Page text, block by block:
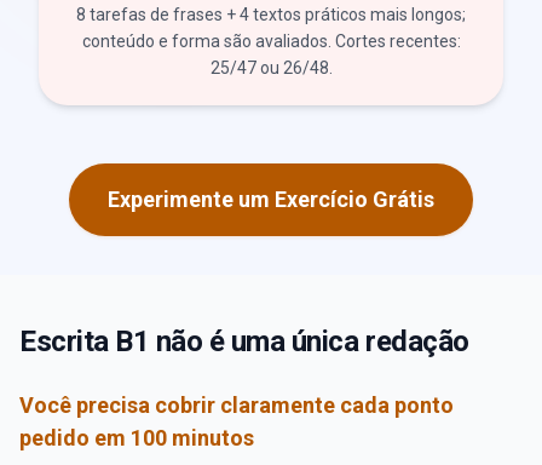
8 tarefas de frases + 4 textos práticos mais longos;
conteúdo e forma são avaliados. Cortes recentes:
25/47 ou 26/48.
Experimente um Exercício Grátis
Escrita B1 não é uma única redação
Você precisa cobrir claramente cada ponto
pedido em 100 minutos